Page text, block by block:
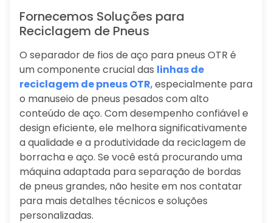
Fornecemos Soluções para
Reciclagem de Pneus
O separador de fios de aço para pneus OTR é
um componente crucial das linhas de
reciclagem de pneus OTR, especialmente para
o manuseio de pneus pesados com alto
conteúdo de aço. Com desempenho confiável e
design eficiente, ele melhora significativamente
a qualidade e a produtividade da reciclagem de
borracha e aço. Se você está procurando uma
máquina adaptada para separação de bordas
de pneus grandes, não hesite em nos contatar
para mais detalhes técnicos e soluções
personalizadas.